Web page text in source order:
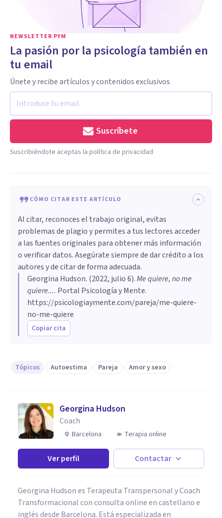
NEWSLETTER PYM
La pasión por la psicología también en
tu email
Únete y recibe artículos y contenidos exclusivos
Suscríbete
Suscribiéndote aceptas la política de privacidad
CÓMO CITAR ESTE ARTÍCULO
Al citar, reconoces el trabajo original, evitas
problemas de plagio y permites a tus lectores acceder
a las fuentes originales para obtener más información
o verificar datos. Asegúrate siempre de dar crédito a los
autores y de citar de forma adecuada.
Georgina Hudson. (2022, julio 6).Me quiere, no me
quiere.... Portal Psicología y Mente.
https://psicologiaymente.com/pareja/me-quiere-
no-me-quiere
Copiar cita
Tópicos Autoestima Pareja Amor y sexo
Georgina Hudson
Coach
Barcelona Terapia online
Ver perfil Contactar
Georgina Hudson es Terapeuta Transpersonal y Coach
Transformacional con consulta online en castellano e
inglés desde Barcelona. Está especializada en